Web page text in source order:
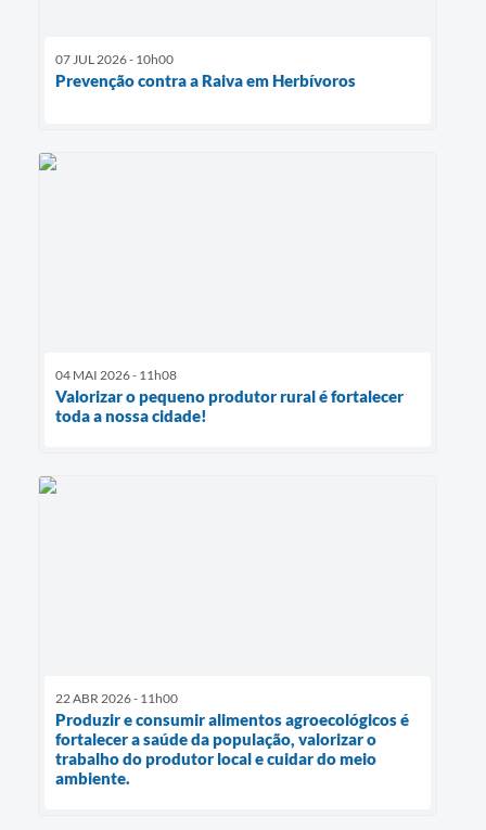
07 JUL 2026 - 10h00
Prevenção contra a Raiva em Herbívoros
04 MAI 2026 - 11h08
Valorizar o pequeno produtor rural é fortalecer
toda a nossa cidade!
22 ABR 2026 - 11h00
Produzir e consumir alimentos agroecológicos é
fortalecer a saúde da população, valorizar o
trabalho do produtor local e cuidar do meio
ambiente.